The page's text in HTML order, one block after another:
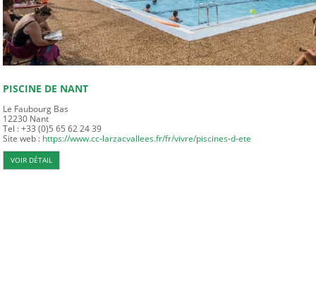
PISCINE DE NANT
Le Faubourg Bas
12230 Nant
Tel : +33 (0)5 65 62 24 39
Site web : https://www.cc-larzacvallees.fr/fr/vivre/piscines-d-ete
VOIR DÉTAIL